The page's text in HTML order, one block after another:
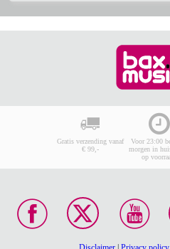
Gratis verzending vanaf
€ 99,-
Voor 23:00
morgen in
op